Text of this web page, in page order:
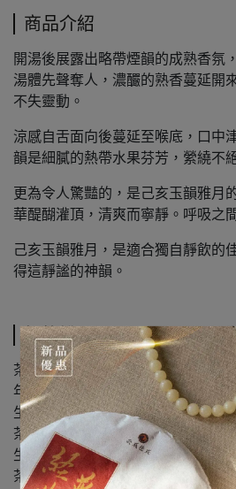
商品介紹
開湯後展露出略帶煙韻的成熟香氛
湯體先聲奪人，濃釅的熟香蔓延開
不失靈動。
涼感自舌面向後蔓延至喉底，口中
韻是細膩的熱帶水果芬芳，縈繞不
更為令人驚豔的，是己亥玉韻雅月
華醍醐灌頂，清爽而寧靜。呼吸之
己亥玉韻雅月，是適合獨自靜飲的
得這靜謐的神韻。
規格說明
茶品名稱：玉韻雅月 普洱生茶
年份：2019 年
生熟：生茶
茶種：雲南大葉茶
生長形態：古樹茶
茶區：版納茶區